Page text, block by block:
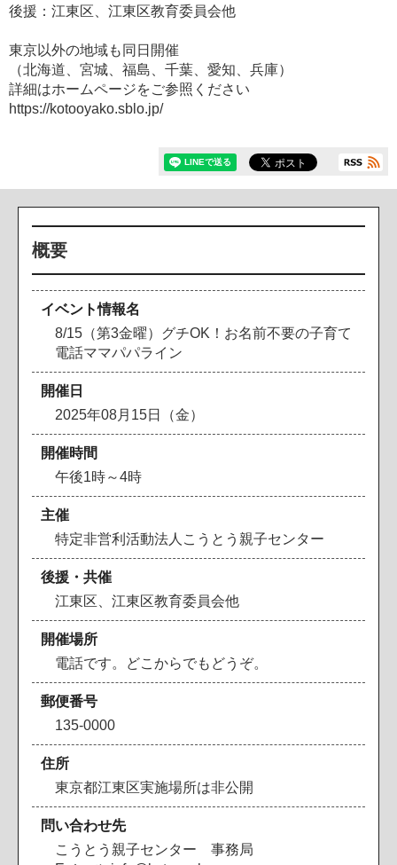
後援：江東区、江東区教育委員会他
東京以外の地域も同日開催
（北海道、宮城、福島、千葉、愛知、兵庫）
詳細はホームページをご参照ください
https://kotooyako.sblo.jp/
概要
イベント情報名
8/15（第3金曜）グチOK！お名前不要の子育て
電話ママパパライン
開催日
2025年08月15日（金）
開催時間
午後1時～4時
主催
特定非営利活動法人こうとう親子センター
後援・共催
江東区、江東区教育委員会他
開催場所
電話です。どこからでもどうぞ。
郵便番号
135-0000
住所
東京都江東区実施場所は非公開
問い合わせ先
こうとう親子センター 事務局